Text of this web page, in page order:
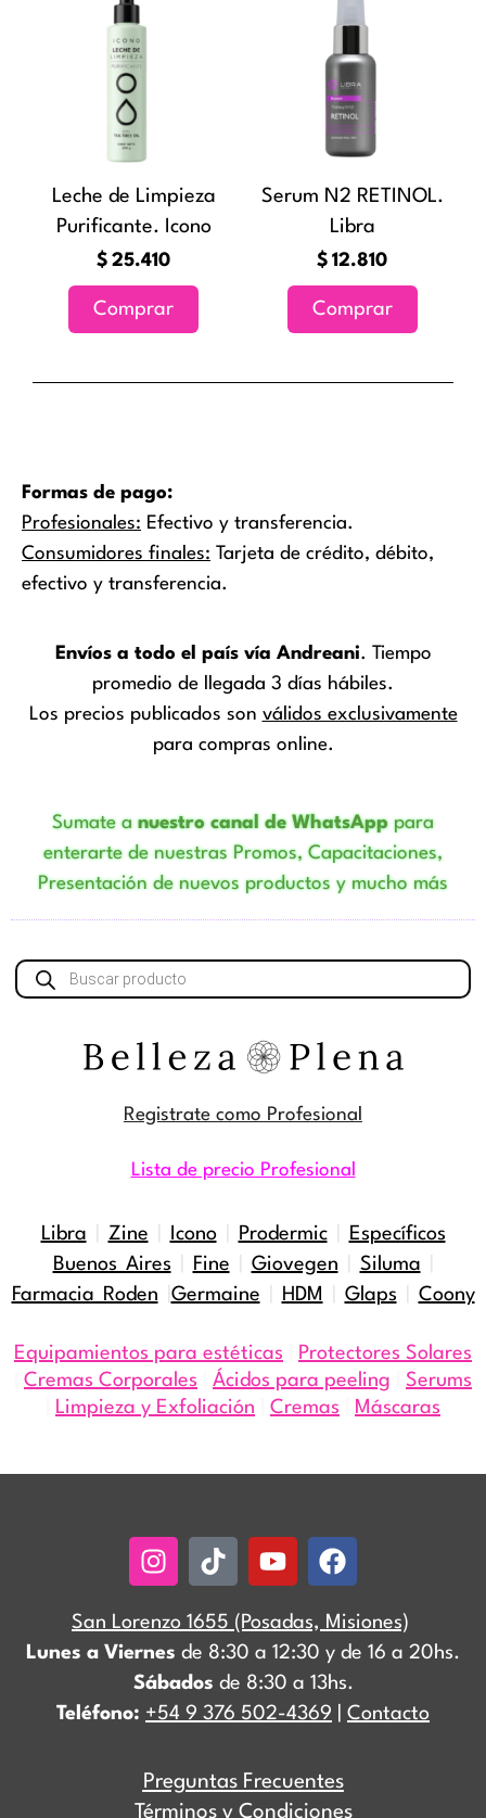
Leche de Limpieza
Purificante. Icono
$ 25.410
Comprar
Serum N2 RETINOL.
Libra
$ 12.810
Comprar
Formas de pago:
Profesionales: Efectivo y transferencia.
Consumidores finales: Tarjeta de crédito, débito,
efectivo y transferencia.
Envíos a todo el país vía Andreani. Tiempo
promedio de llegada 3 días hábiles.
Los precios publicados son válidos exclusivamente
para compras online.
Sumate anuestro canal de WhatsApppara
enterarte de nuestras Promos, Capacitaciones,
Presentación de nuevos productos y mucho más
Búsqueda
de
Registrate como Profesional
Lista de precio Profesional
Libra Zine Icono| Prodermic|
Específicos
Buenos Aires
Fine Giovegen Siluma
Farmacia Roden
Germaine HDM Glaps Coony
Equipamientos para estéticas
Protectores Solares
Cremas Corporales Ácidos para peeling
Serums
Limpieza y Exfoliación Cremas Máscaras
Instagram
TiktokYoutubeFacebook
San Lorenzo 1655 (Posadas, Misiones)
Lunes a Viernes de 8:30 a 12:30 y de 16 a 20hs.
Sábados de 8:30 a 13hs.
Teléfono: +54 9 376 502-4369 Contacto
Preguntas Frecuentes
Términos y Condiciones